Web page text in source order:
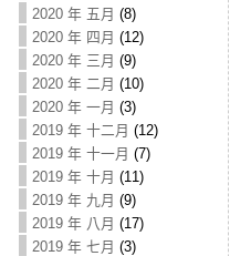
2020 年 五月 (8)
2020 年 四月 (12)
2020 年 三月 (9)
2020 年 二月 (10)
2020 年 一月 (3)
2019 年 十二月 (12)
2019 年 十一月 (7)
2019 年 十月 (11)
2019 年 九月 (9)
2019 年 八月 (17)
2019 年 七月 (3)